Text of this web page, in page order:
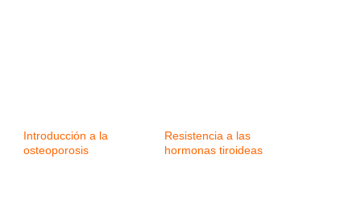
Introducción a la
osteoporosis
Resistencia a las
hormonas tiroideas